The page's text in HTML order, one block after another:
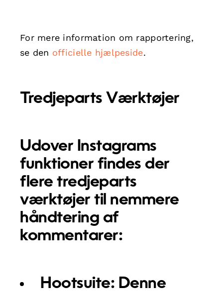
For mere information om rapportering,
se den officielle hjælpeside.
Tredjeparts Værktøjer
Udover Instagrams
funktioner findes der
flere tredjeparts
værktøjer til nemmere
håndtering af
kommentarer:
Hootsuite: Denne